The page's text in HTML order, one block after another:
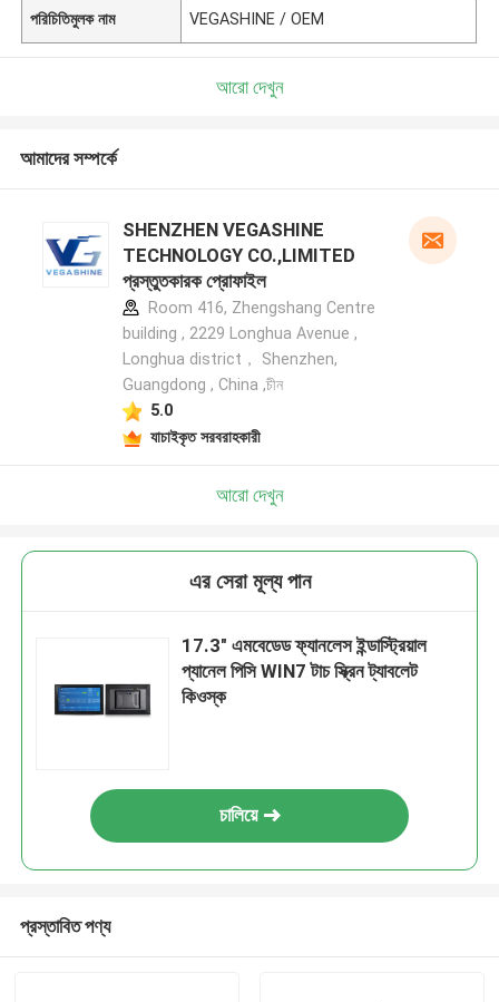
পরিচিতিমুলক নাম VEGASHINE / OEM
আরো দেখুন
আমাদের সম্পর্কে
SHENZHEN VEGASHINE
TECHNOLOGY CO.,LIMITED
প্রস্তুতকারক প্রোফাইল
Room 416, Zhengshang Centre
building , 2229 Longhua Avenue ,
Longhua district， Shenzhen,
Guangdong , China ,চীন
5.0
যাচাইকৃত সরবরাহকারী
আরো দেখুন
এর সেরা মূল্য পান
17.3" এমবেডেড ফ্যানলেস ইন্ডাস্ট্রিয়াল
প্যানেল পিসি WIN7 টাচ স্ক্রিন ট্যাবলেট
কিওস্ক
চালিয়ে
প্রস্তাবিত পণ্য